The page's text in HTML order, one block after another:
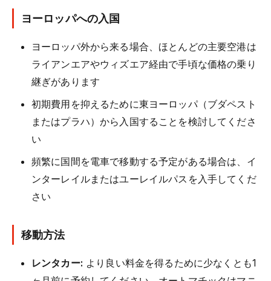
ヨーロッパへの入国
ヨーロッパ外から来る場合、ほとんどの主要空港は
ライアンエアやウィズエア経由で手頃な価格の乗り
継ぎがあります
初期費用を抑えるために東ヨーロッパ（ブダペスト
またはプラハ）から入国することを検討してくださ
い
頻繁に国間を電車で移動する予定がある場合は、イ
ンターレイルまたはユーレイルパスを入手してくだ
さい
移動方法
レンタカー: より良い料金を得るために少なくとも1